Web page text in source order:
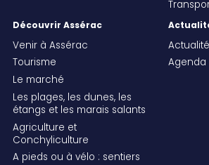
Découvrir Assérac
Venir à Assérac
Tourisme
Le marché
Les plages, les dunes, les
étangs et les marais salants
Agriculture et
Conchyliculture
A pieds ou à vélo : sentiers
Agenda